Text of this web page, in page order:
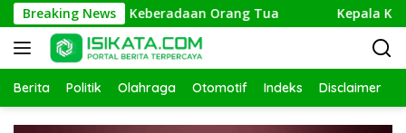
Langsung
ke
konten
Breaking News
Telusuri Keberadaan Orang Tua Kepala
Berita Politik Olahraga Otomotif Indeks Disclaimer